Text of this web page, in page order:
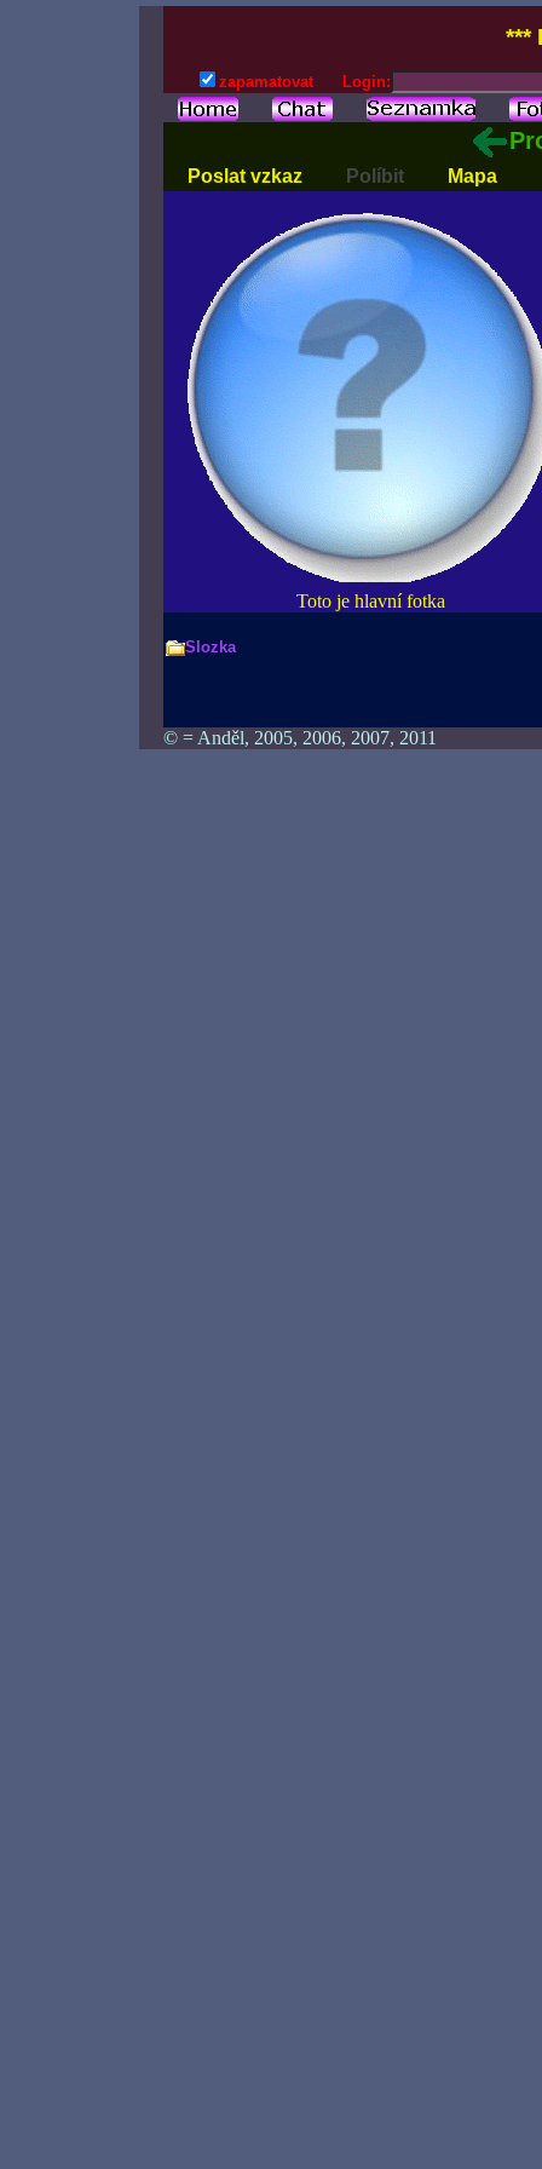
***
zapamatovat Login:
Poslat vzkaz Políbit Mapa
Toto je hlavní fotka
Slozka
© = Anděl, 2005, 2006, 2007, 2011